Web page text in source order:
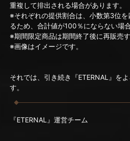
重複して排出される場合があります。
※それぞれの提供割合は、小数第3位
るため、合計値が100％にならない場
※期間限定商品は期間終了後に再販売
※画像はイメージです。
それでは、引き続き『ETERNAL』を
す。
『ETERNAL』運営チーム